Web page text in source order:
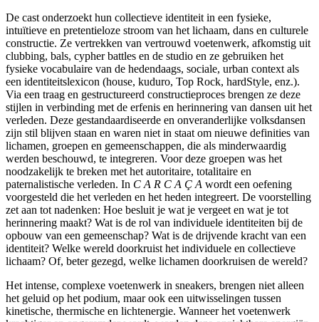
De cast onderzoekt hun collectieve identiteit in een fysieke,
intuïtieve en pretentieloze stroom van het lichaam, dans en culturele
constructie. Ze vertrekken van vertrouwd voetenwerk, afkomstig uit
clubbing, bals, cypher battles en de studio en ze gebruiken het
fysieke vocabulaire van de hedendaags, sociale, urban context als
een identiteitslexicon (house, kuduro, Top Rock, hardStyle, enz.).
Via een traag en gestructureerd constructieproces brengen ze deze
stijlen in verbinding met de erfenis en herinnering van dansen uit het
verleden. Deze gestandaardiseerde en onveranderlijke volksdansen
zijn stil blijven staan en waren niet in staat om nieuwe definities van
lichamen, groepen en gemeenschappen, die als minderwaardig
werden beschouwd, te integreren. Voor deze groepen was het
noodzakelijk te breken met het autoritaire, totalitaire en
paternalistische verleden. In C A R C A Ç A wordt een oefening
voorgesteld die het verleden en het heden integreert. De voorstelling
zet aan tot nadenken: Hoe besluit je wat je vergeet en wat je tot
herinnering maakt? Wat is de rol van individuele identiteiten bij de
opbouw van een gemeenschap? Wat is de drijvende kracht van een
identiteit? Welke wereld doorkruist het individuele en collectieve
lichaam? Of, beter gezegd, welke lichamen doorkruisen de wereld?
Het intense, complexe voetenwerk in sneakers, brengen niet alleen
het geluid op het podium, maar ook een uitwisselingen tussen
kinetische, thermische en lichtenergie. Wanneer het voetenwerk